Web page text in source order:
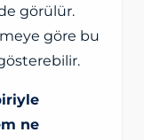
görülür.
göre bu
ne